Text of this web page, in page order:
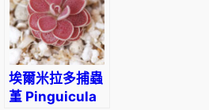
埃爾米拉多捕蟲
堇 Pinguicula